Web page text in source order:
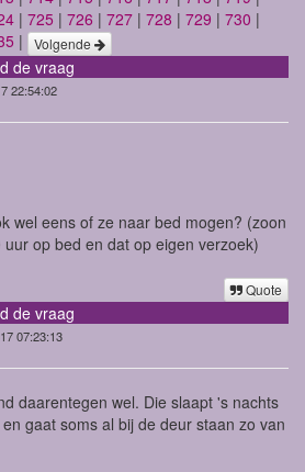
| 725 | 726 | 727 | 728 | 729 | 730 |
| Volgende
de vraag
22:54:02
wel eens of ze naar bed mogen? (zoon
op bed en dat op eigen verzoek)
Quote
de vraag
07:23:13
daarentegen wel. Die slaapt 's nachts
gaat soms al bij de deur staan zo van